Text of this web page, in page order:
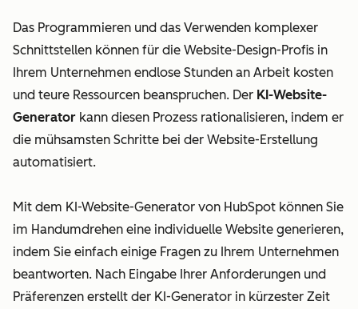
Das Programmieren und das Verwenden komplexer
Schnittstellen können für die Website-Design-Profis in
Ihrem Unternehmen endlose Stunden an Arbeit kosten
und teure Ressourcen beanspruchen. Der KI-Website-
Generator kann diesen Prozess rationalisieren, indem er
die mühsamsten Schritte bei der Website-Erstellung
automatisiert.
Mit dem KI-Website-Generator von HubSpot können Sie
im Handumdrehen eine individuelle Website generieren,
indem Sie einfach einige Fragen zu Ihrem Unternehmen
beantworten. Nach Eingabe Ihrer Anforderungen und
Präferenzen erstellt der KI-Generator in kürzester Zeit